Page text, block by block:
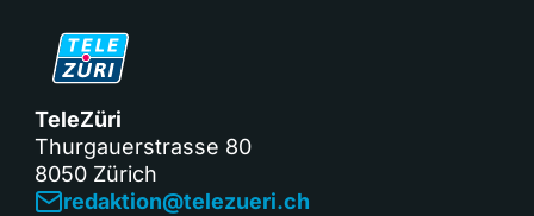
TeleZüri
Thurgauerstrasse 80
8050 Zürich
redaktion@telezueri.ch